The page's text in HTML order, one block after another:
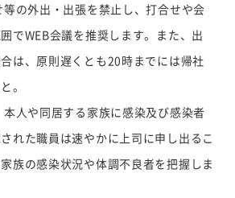
の外出・出張を禁止し、打合せや会
でWEB会議を推奨します。また、出
は、原則遅くとも20時までには帰社
。
人や同居する家族に感染及び感染者
れた職員は速やかに上司に申し出るこ
族の感染状況や体調不良者を把握しま